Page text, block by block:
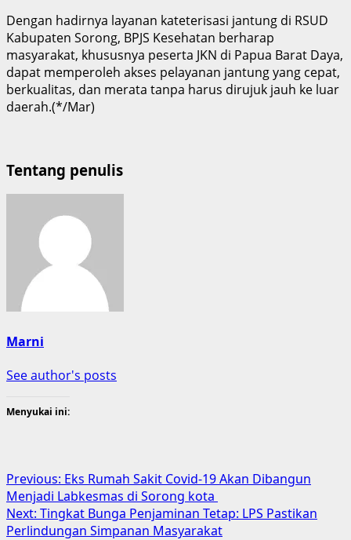
Dengan hadirnya layanan kateterisasi jantung di RSUD
Kabupaten Sorong, BPJS Kesehatan berharap
masyarakat, khususnya peserta JKN di Papua Barat Daya,
dapat memperoleh akses pelayanan jantung yang cepat,
berkualitas, dan merata tanpa harus dirujuk jauh ke luar
daerah.(*/Mar)
Tentang penulis
Marni
See author's posts
Menyukai ini:
Post
navigation
Previous: Eks Rumah Sakit Covid-19 Akan Dibangun
Menjadi Labkesmas di Sorong kota
Next: Tingkat Bunga Penjaminan Tetap: LPS Pastikan
Perlindungan Simpanan Masyarakat